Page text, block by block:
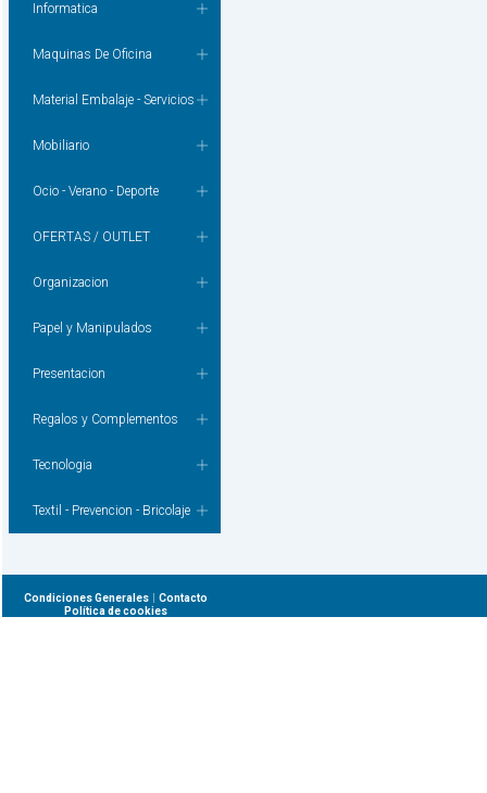
Informatica
Maquinas De Oficina
Material Embalaje - Servicios
Mobiliario
Ocio - Verano - Deporte
OFERTAS / OUTLET
Organizacion
Papel y Manipulados
Presentacion
Regalos y Complementos
Tecnologia
Textil - Prevencion - Bricolaje
Condiciones Generales| Contacto
Política de cookies